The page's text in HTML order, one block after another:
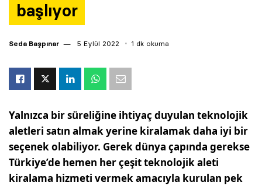
başlıyor
Seda Başpınar 5 Eylül 2022 1 dk okuma
Yalnızca bir süreliğine ihtiyaç duyulan teknolojik
aletleri satın almak yerine kiralamak daha iyi bir
seçenek olabiliyor. Gerek dünya çapında gerekse
Türkiye’de hemen her çeşit teknolojik aleti
kiralama hizmeti vermek amacıyla kurulan pek